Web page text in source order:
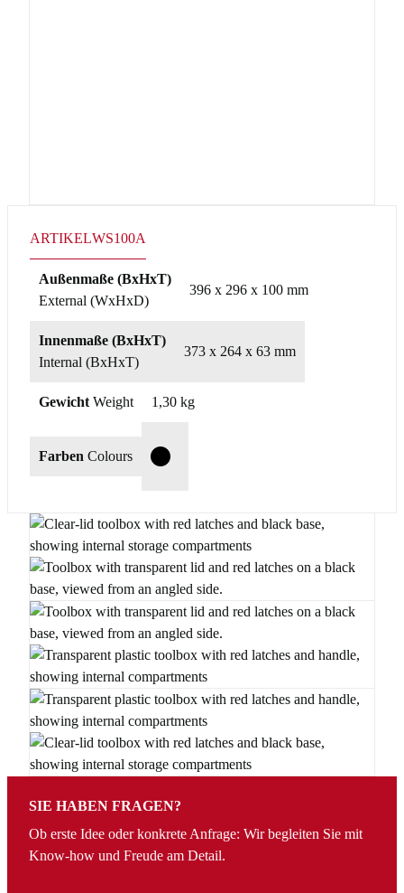
ARTIKELWS100A
Außenmaße (BxHxT)
External (WxHxD)
396 x 296 x 100 mm
Innenmaße (BxHxT)
Internal (BxHxT)
373 x 264 x 63 mm
Gewicht Weight 1,30 kg
Farben Colours
SIE HABEN FRAGEN?
Ob erste Idee oder konkrete Anfrage: Wir begleiten Sie mit
Know-how und Freude am Detail.